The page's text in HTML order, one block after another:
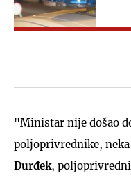
"Ministar nije došao
poljoprivrednike, neka
Đurđek,